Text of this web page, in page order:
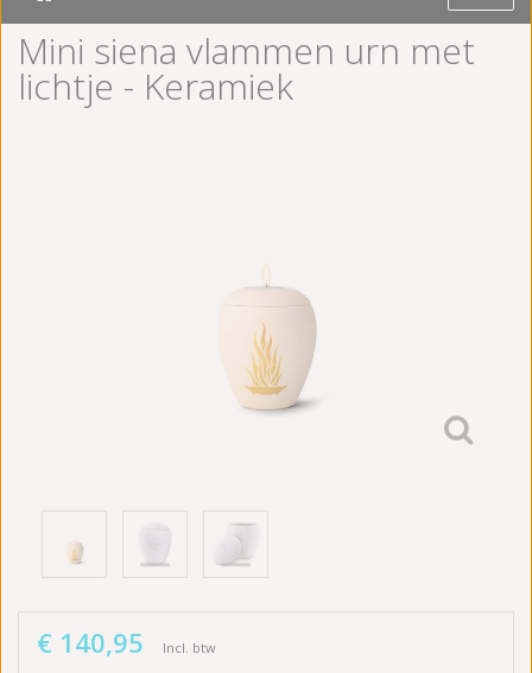
Mini siena vlammen urn met
lichtje - Keramiek
€ 140,95 Incl. btw